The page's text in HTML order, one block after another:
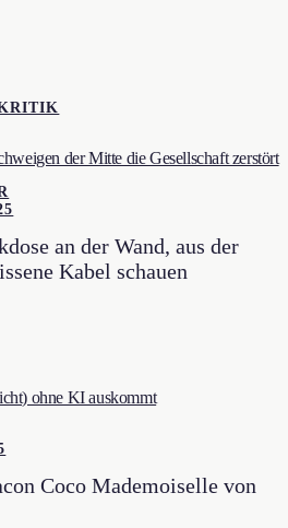
der Mitte die Gesellschaft zerstört
ohne KI auskommt